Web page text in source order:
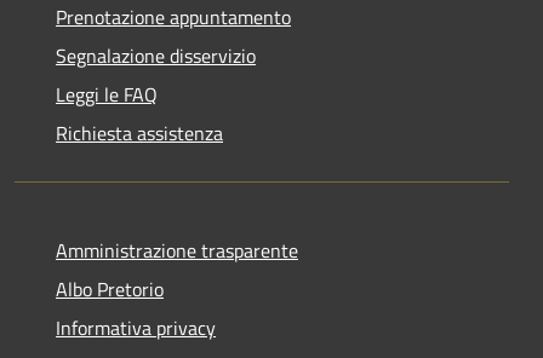
Prenotazione appuntamento
Segnalazione disservizio
Leggi le FAQ
Richiesta assistenza
Amministrazione trasparente
Albo Pretorio
Informativa privacy